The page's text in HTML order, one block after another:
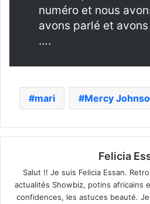
numéro et nous
avons parlé et
….
mari Mercy
Felicia
Salut !! Je suis Felicia Essan.
actualités Showbiz, potins africains
confidences, les astuces beauté.